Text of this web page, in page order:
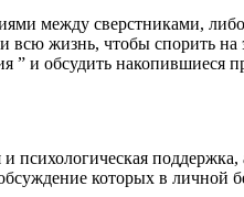
между сверстниками,
жизнь, чтобы спорить на
и обсудить накопившиеся
которых в